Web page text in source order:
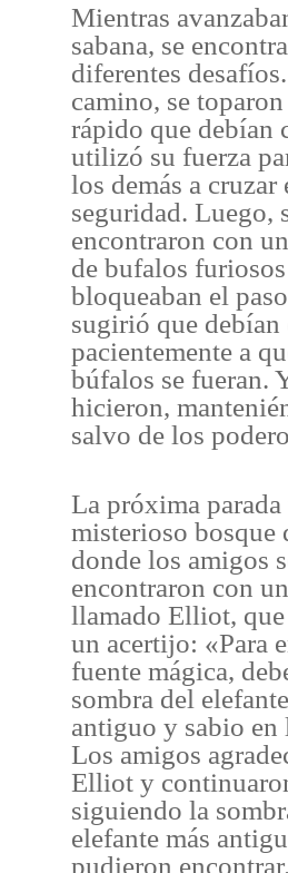
Mientras
sabana, se
diferentes
camino, se
rápido que debían
utilizó su fuerza
los demás a cruzar
seguridad. Luego,
encontraron con
de bufalos
bloqueaban el
sugirió que debían
pacientemente a
búfalos se fueran.
hicieron,
salvo de los
La próxima parada
misterioso bosque
donde los amigos
encontraron con
llamado Elliot,
un acertijo: «Para
fuente mágica,
sombra del
antiguo y sabio en
Los amigos
Elliot y
siguiendo la
elefante más
pudieron encontrar.